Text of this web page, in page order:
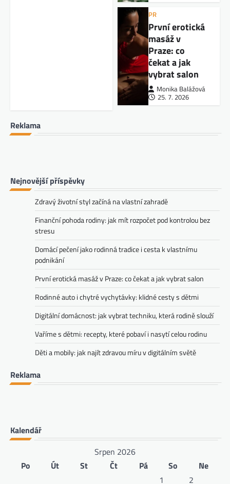
PR
První erotická
masáž v
Praze: co
čekat a jak
vybrat salon
Monika Balážová
25. 7. 2026
Reklama
Nejnovější příspěvky
Zdravý životní styl začíná na vlastní zahradě
Finanční pohoda rodiny: jak mít rozpočet pod kontrolou bez
stresu
Domácí pečení jako rodinná tradice i cesta k vlastnímu
podnikání
První erotická masáž v Praze: co čekat a jak vybrat salon
Rodinné auto i chytré vychytávky: klidné cesty s dětmi
Digitální domácnost: jak vybrat techniku, která rodině slouží
Vaříme s dětmi: recepty, které pobaví i nasytí celou rodinu
Děti a mobily: jak najít zdravou míru v digitálním světě
Reklama
Kalendář
Srpen 2026
Po
Út St Čt Pá So
Ne
1
2